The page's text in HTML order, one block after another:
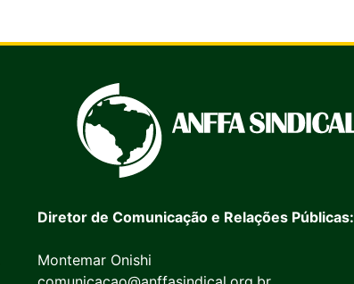
Diretor de Comunicação e Relações Públicas:
Montemar Onishi